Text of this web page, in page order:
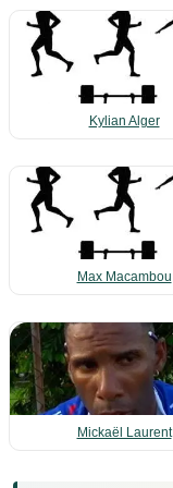
Kylian Alger
Max Macambou
Mickaël Laurent